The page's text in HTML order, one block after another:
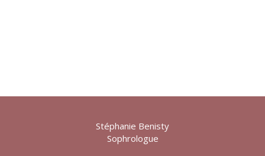
Stéphanie Benisty
Sophrologue